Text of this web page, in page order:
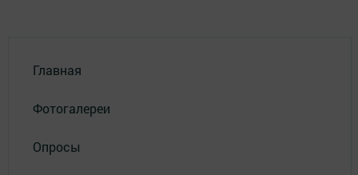
Главная
Фотогалереи
Опросы